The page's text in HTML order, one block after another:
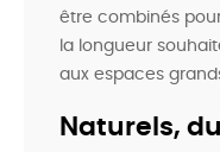
être combinés
la longueur
aux espaces
Naturels,